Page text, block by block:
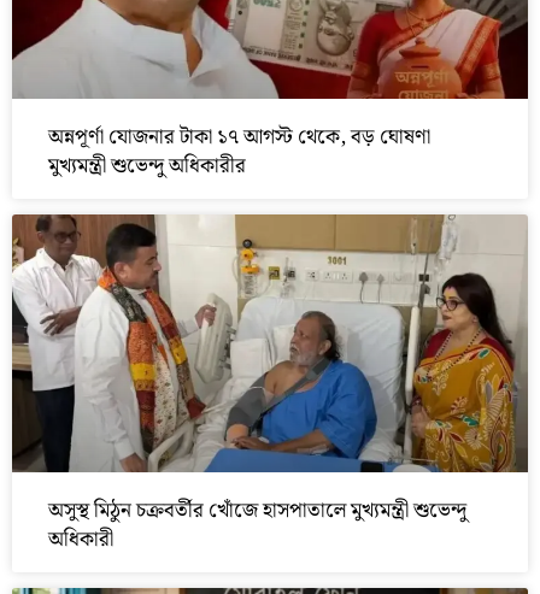
অন্নপূর্ণা যোজনার টাকা ১৭ আগস্ট থেকে, বড় ঘোষণা
মুখ্যমন্ত্রী শুভেন্দু অধিকারীর
অসুস্থ মিঠুন চক্রবর্তীর খোঁজে হাসপাতালে মুখ্যমন্ত্রী শুভেন্দু
অধিকারী